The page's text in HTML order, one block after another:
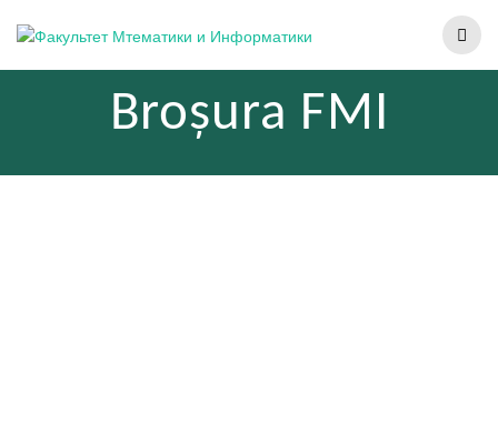
Broșura FMI